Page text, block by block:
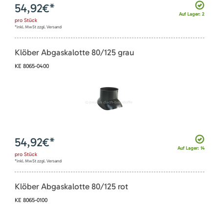
Auf Lager: 2
54,92€*
pro Stück
*inkl. MwSt zzgl. Versand
Klöber Abgaskalotte 80/125 grau
KE 8065-0400
Auf Lager: 14
54,92€*
pro Stück
*inkl. MwSt zzgl. Versand
Klöber Abgaskalotte 80/125 rot
KE 8065-0100